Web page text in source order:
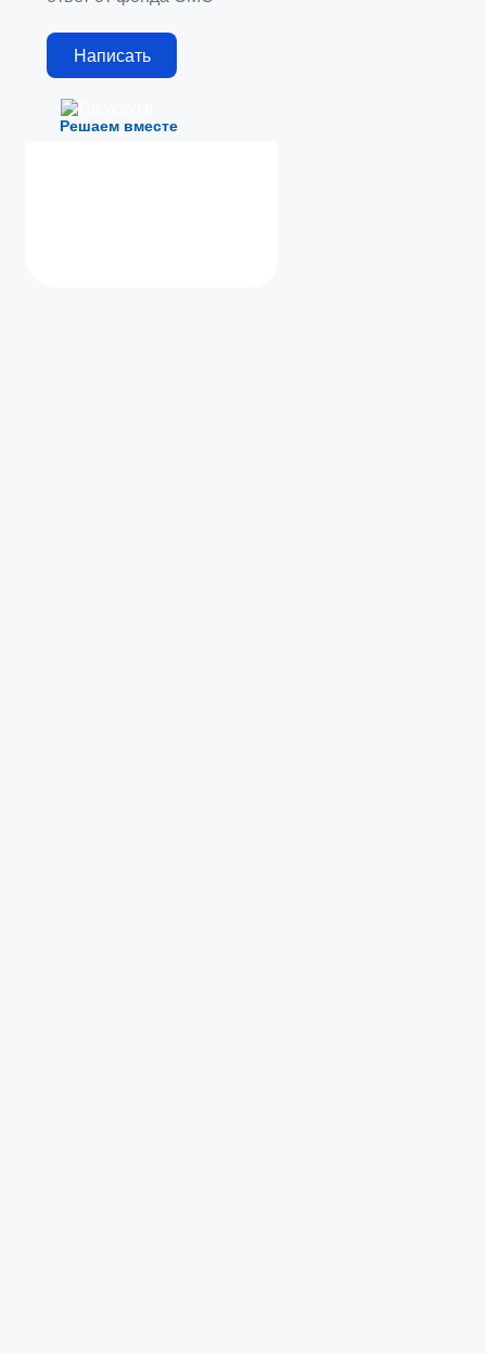
Решаем вместе
Написать